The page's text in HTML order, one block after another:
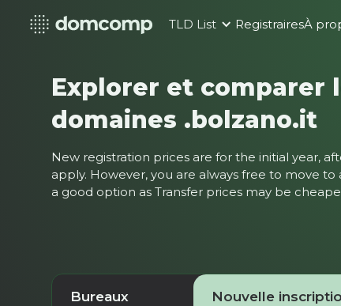
TLD List RegistrairesÀ
Explorer et comparer
domaines .bolzano.it
New registration prices are for the initial year,
apply. However, you are always free to move to
a good option as Transfer prices may be
Bureaux
Nouvelle